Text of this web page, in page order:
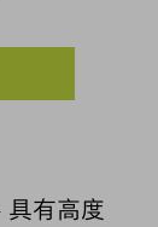
具有高度